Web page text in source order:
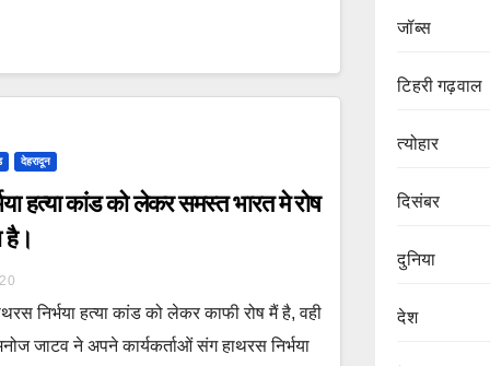
देहरादून
हत्या कांड को लेकर समस्त भारत मे रोष
है।
निर्भया हत्या कांड को लेकर काफी रोष मैं है, वही
जाटव ने अपने कार्यकर्ताओं संग हाथरस निर्भया
जॉब्स
टिहरी गढ़वाल
त्योहार
दिसंबर
दुनिया
देश